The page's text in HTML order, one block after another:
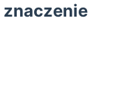
znaczenie